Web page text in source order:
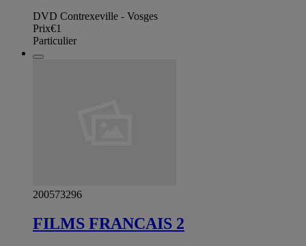
DVD Contrexeville - Vosges
Prix€1
Particulier
200573296
FILMS FRANCAIS 2